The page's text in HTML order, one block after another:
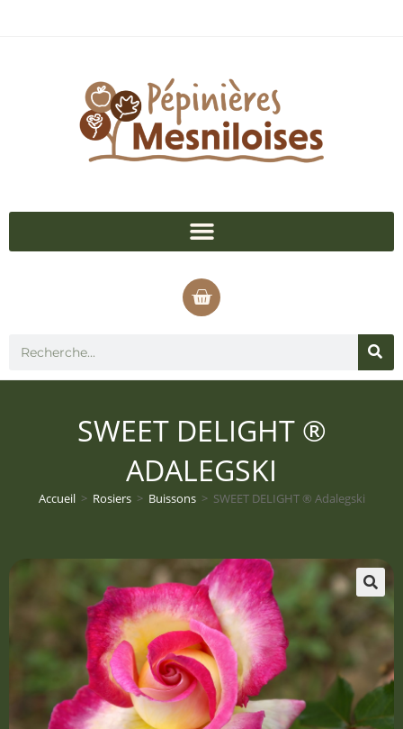
SWEET DELIGHT ®
ADALEGSKI
Accueil > Rosiers > Buissons > SWEET DELIGHT ® Adalegski